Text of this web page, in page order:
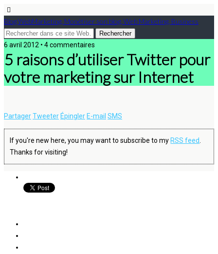
Blog WebMarketing, Monétiser son blog, Web Marketing, Business
6 avril 2012 • 4 commentaires
5 raisons d’utiliser Twitter pour
votre marketing sur Internet
PartagerTweeter Épingler E-mail SMS
If you're new here, you may want to subscribe to my RSS feed.
Thanks for visiting!